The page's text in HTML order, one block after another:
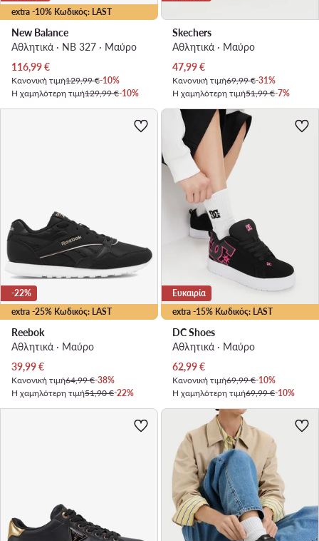
extra -10% Κωδικός: LAST
New Balance
Αθλητικά · NB 327 · Μαύρο
Τρέχουσα τιμή
116,99€
Κανονική τιμή129,99 €-10%
Η χαμηλότερη τιμή129,99 €-10%
Skechers
Αθλητικά · Μαύρο
Τρέχουσα τιμή
47,99€
Κανονική τιμή69,99 €-31%
Η χαμηλότερη τιμή51,99 €-7%
extra -25% Κωδικός: LAST
-22%
Reebok
Αθλητικά · Μαύρο
Τρέχουσα τιμή
39,99€
Κανονική τιμή64,99 €-38%
Η χαμηλότερη τιμή51,90 €-22%
extra -15% Κωδικός: LAST
Ευκαιρία
DC Shoes
Αθλητικά · Μαύρο
Τρέχουσα τιμή
62,99€
Κανονική τιμή69,99 €-10%
Η χαμηλότερη τιμή69,99 €-10%